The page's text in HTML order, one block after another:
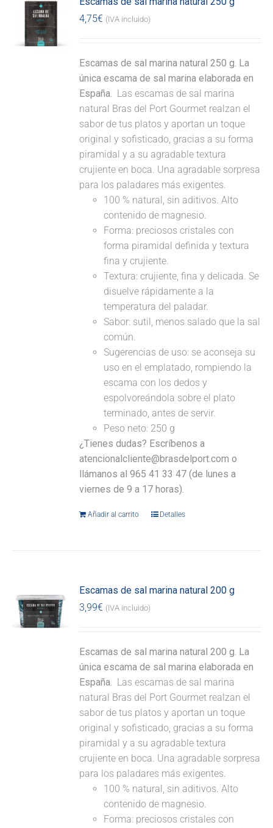
4,75€ (IVA incluido)
Escamas de sal marina natural 250 g. La
única escama de sal marina elaborada en
España. Las escamas de sal marina
natural Bras del Port Gourmet realzan el
sabor de tus platos y aportan un toque
original y sofisticado, gracias a su forma
piramidal y a su agradable textura
crujiente en boca. Una agradable sorpresa
para los paladares más exigentes.
100 % natural, sin aditivos. Alto
contenido de magnesio.
Forma: preciosos cristales con
forma piramidal definida y textura
fina y crujiente.
Textura: crujiente, fina y delicada. Se
disuelve rápidamente a la
temperatura del paladar.
Sabor: sutil, menos salado que la sal
común.
Sugerencias de uso: se aconseja su
uso en el emplatado, rompiendo la
escama con los dedos y
espolvoreándola sobre el plato
terminado, antes de servir.
Peso neto: 250 g
¿Tienes dudas? Escríbenos a
atencionalcliente@brasdelport.com o
llámanos al 965 41 33 47 (de lunes a
viernes de 9 a 17 horas).
Añadir al carrito Detalles
Escamas de sal marina natural 200 g
3,99€ (IVA incluido)
Escamas de sal marina natural 200 g. La
única escama de sal marina elaborada en
España. Las escamas de sal marina
natural Bras del Port Gourmet realzan el
sabor de tus platos y aportan un toque
original y sofisticado, gracias a su forma
piramidal y a su agradable textura
crujiente en boca. Una agradable sorpresa
para los paladares más exigentes.
100 % natural, sin aditivos. Alto
contenido de magnesio.
Forma: preciosos cristales con